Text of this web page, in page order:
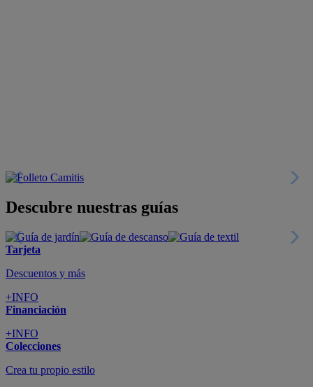
Descubre nuestras guías
Tarjeta
Descuentos y más
+INFO
Financiación
+INFO
Colecciones
Crea tu propio estilo